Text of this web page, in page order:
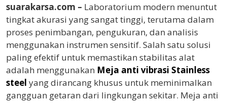
suarakarsa.com – Laboratorium modern menuntut
tingkat akurasi yang sangat tinggi, terutama dalam
proses penimbangan, pengukuran, dan analisis
menggunakan instrumen sensitif. Salah satu solusi
paling efektif untuk memastikan stabilitas alat
adalah menggunakan Meja anti vibrasi Stainless
steel yang dirancang khusus untuk meminimalkan
gangguan getaran dari lingkungan sekitar. Meja anti